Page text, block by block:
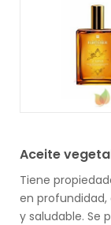
Aceite
Tiene
en
y saludable. Se